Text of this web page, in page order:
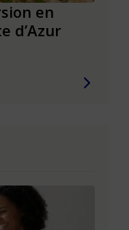
en
d’Azur